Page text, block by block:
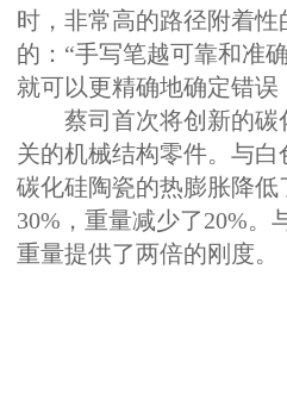
时，非常高的路径附着
的：“手写笔越可靠和准
就可以更精确地确定错误
蔡司首次将创新的碳
关的机械结构零件。与
碳化硅陶瓷的热膨胀降低
30%，重量减少了20%。
重量提供了两倍的刚度。